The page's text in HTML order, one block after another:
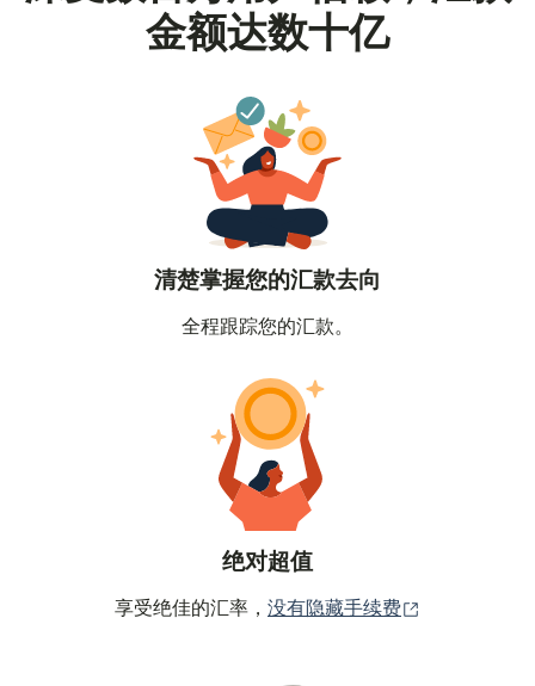
金额达数十亿
清楚掌握您的汇款去向
全程跟踪您的汇款。
绝对超值
享受绝佳的汇率， 没有隐藏手续费